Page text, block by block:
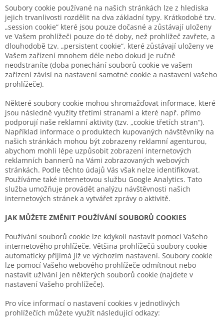
Soubory cookie používané na našich stránkách lze z hlediska
jejich trvanlivosti rozdělit na dva základní typy. Krátkodobé tzv.
„session cookie“ které jsou pouze dočasné a zůstávají uloženy
ve Vašem prohlížeči pouze do té doby, než prohlížeč zavřete, a
dlouhodobě tzv. „persistent cookie“, které zůstávají uloženy ve
Vašem zařízení mnohem déle nebo dokud je ručně
neodstraníte (doba ponechání souborů cookie ve vašem
zařízení závisí na nastavení samotné cookie a nastavení vašeho
prohlížeče).
Některé soubory cookie mohou shromažďovat informace, které
jsou následně využity třetími stranami a které např. přímo
podporují naše reklamní aktivity (tzv. „cookie třetích stran“).
Například informace o produktech kupovaných návštěvníky na
našich stránkách mohou být zobrazeny reklamní agenturou,
abychom mohli lépe uzpůsobit zobrazení internetových
reklamních bannerů na Vámi zobrazovaných webových
stránkách. Podle těchto údajů Vás však nelze identifikovat.
Používáme také internetovou službu Google Analytics. Tato
služba umožňuje provádět analýzu návštěvnosti našich
internetových stránek a vytvářet zprávy o aktivitě.
JAK MŮŽETE ZMĚNIT POUŽÍVÁNÍ SOUBORŮ COOKIES
Používání souborů cookie lze kdykoli nastavit pomocí Vašeho
internetového prohlížeče. Většina prohlížečů soubory cookie
automaticky přijímá již ve výchozím nastavení. Soubory cookie
lze pomocí Vašeho webového prohlížeče odmítnout nebo
nastavit užívání jen některých souborů cookie (najdete v
nastavení Vašeho prohlížeče).
Pro více informací o nastavení cookies v jednotlivých
prohlížečích můžete využít následující odkazy: